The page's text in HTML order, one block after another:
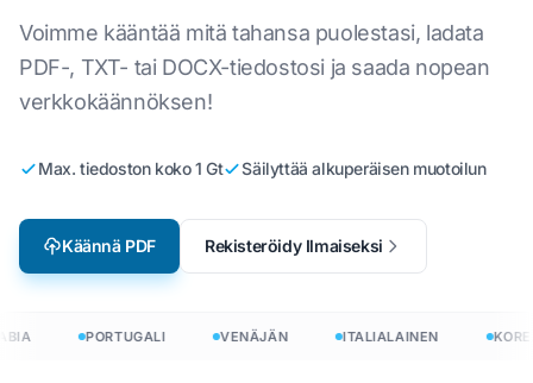
Voimme kääntää mitä tahansa puolestasi, ladata
PDF-, TXT- tai DOCX-tiedostosi ja saada nopean
verkkokäännöksen!
Max. tiedoston koko 1 Gt Säilyttää alkuperäisen muotoilun
Käännä PDF Rekisteröidy Ilmaiseksi
PORTUGALI VENÄJÄN ITALIALAINEN